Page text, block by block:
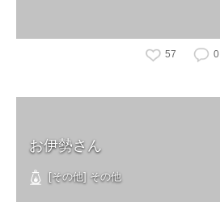
57 0
お伊勢さん
[その他] その他